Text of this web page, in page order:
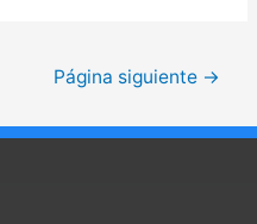
Página siguiente →